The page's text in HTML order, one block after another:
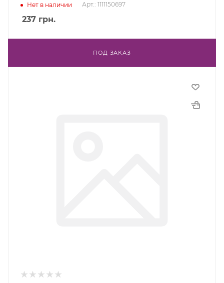
Нет в наличии Арт.: 1111150697
237 грн.
ПОД ЗАКАЗ